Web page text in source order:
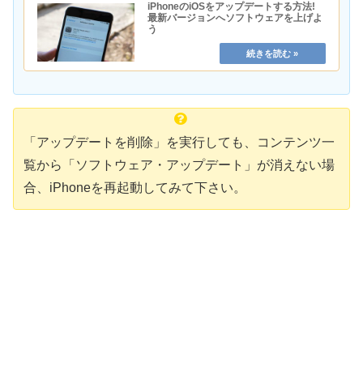
iPhoneのiOSをアップデートする方法!
最新バージョンへソフトウェアを上げよ
う
「アップデートを削除」を実行しても、コンテンツ一
覧から「ソフトウェア・アップデート」が消えない場
合、iPhoneを再起動してみて下さい。